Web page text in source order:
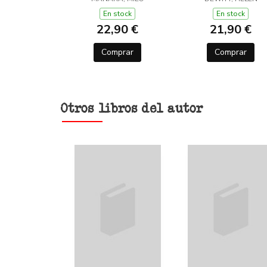
En stock
22,90 €
Comprar
TRUCOS)
En stock
21,90 €
Comprar
Otros libros del autor